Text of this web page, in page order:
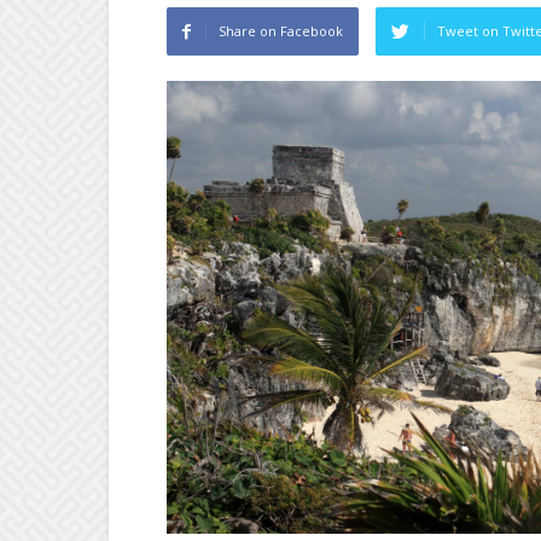
Share on Facebook Tweet on